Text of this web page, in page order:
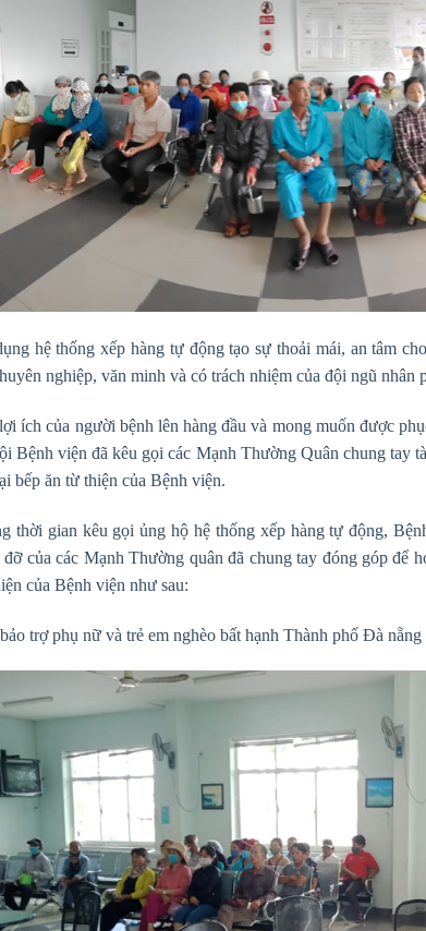
hệ thống xếp hàng tự động tạo sự thoải mái, an tâm
nghiệp, văn minh và có trách nhiệm của đội ngũ
ích của người bệnh lên hàng đầu và mong muốn được
Bệnh viện đã kêu gọi các Mạnh Thường Quân chung tay
bếp ăn từ thiện của Bệnh viện.
thời gian kêu gọi ủng hộ hệ thống xếp hàng tự động,
đỡ của các Mạnh Thường quân đã chung tay đóng góp để
của Bệnh viện như sau:
trợ phụ nữ và trẻ em nghèo bất hạnh Thành phố Đà